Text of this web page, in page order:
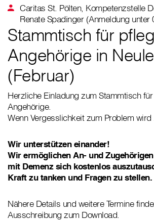
Caritas St. Pölten, Kompetenzstelle
Renate Spadinger (Anmeldung unter
Stammtisch für
Angehörige in
(Februar)
Herzliche Einladung zum Stammtisch
Angehörige.
Wenn Vergesslichkeit zum Problem wird
Wir unterstützen einander!
Wir ermöglichen An- und
mit Demenz sich kostenlos
Kraft zu tanken und Fragen zu stellen.
Nähere Details und weitere Termine
Ausschreibung zum Download.